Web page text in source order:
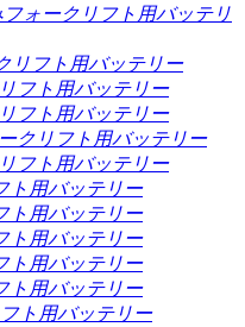
ォークリフト用バッテリ
リフト用バッテリー
フト用バッテリー
フト用バッテリー
クリフト用バッテリー
フト用バッテリー
ト用バッテリー
ト用バッテリー
ト用バッテリー
ト用バッテリー
ト用バッテリー
ト用バッテリー